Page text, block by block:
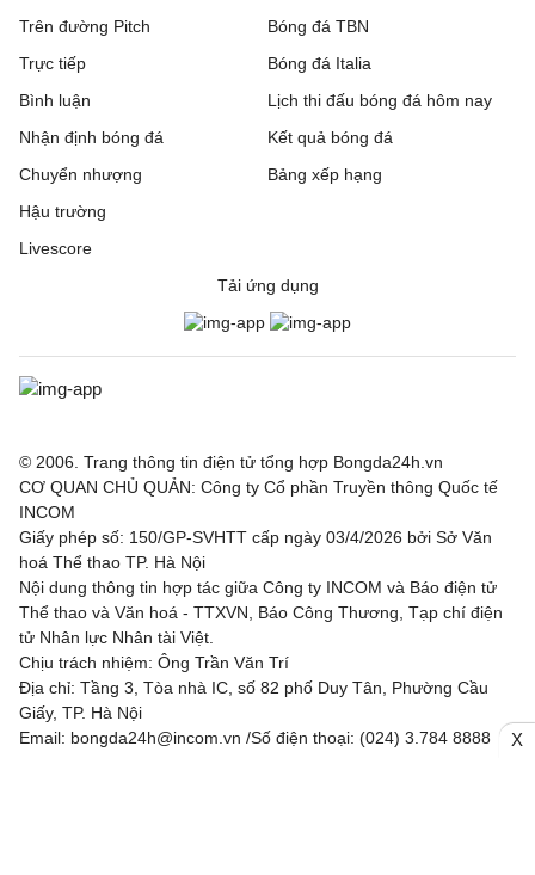
Trên đường Pitch
Trực tiếp
Bóng đá TBN
Bóng đá Italia
Bình luận
Nhận định bóng đá
Chuyển nhượng
Hậu trường
Livescore
Lịch thi đấu bóng đá hôm nay
Kết quả bóng đá
Bảng xếp hạng
Tải ứng dụng
© 2006. Trang thông tin điện tử tổng hợp Bongda24h.vn
CƠ QUAN CHỦ QUẢN: Công ty Cổ phần Truyền thông Quốc tế
INCOM
Giấy phép số: 150/GP-SVHTT cấp ngày 03/4/2026 bởi Sở Văn
hoá Thể thao TP. Hà Nội
Nội dung thông tin hợp tác giữa Công ty INCOM và Báo điện tử
Thể thao và Văn hoá - TTXVN, Báo Công Thương, Tạp chí điện
tử Nhân lực Nhân tài Việt.
Chịu trách nhiệm: Ông Trần Văn Trí
Địa chỉ: Tầng 3, Tòa nhà IC, số 82 phố Duy Tân, Phường Cầu
Giấy, TP. Hà Nội
Email: bongda24h@incom.vn /Số điện thoại: (024) 3.784 8888
X